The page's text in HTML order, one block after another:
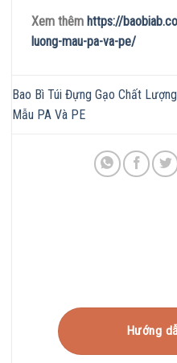
Xem thêm https://
luong-mau-pa-va-pe/
Bao Bì Túi Đựng Gạo Chất Lượng
Mẫu PA Và PE
Hướng